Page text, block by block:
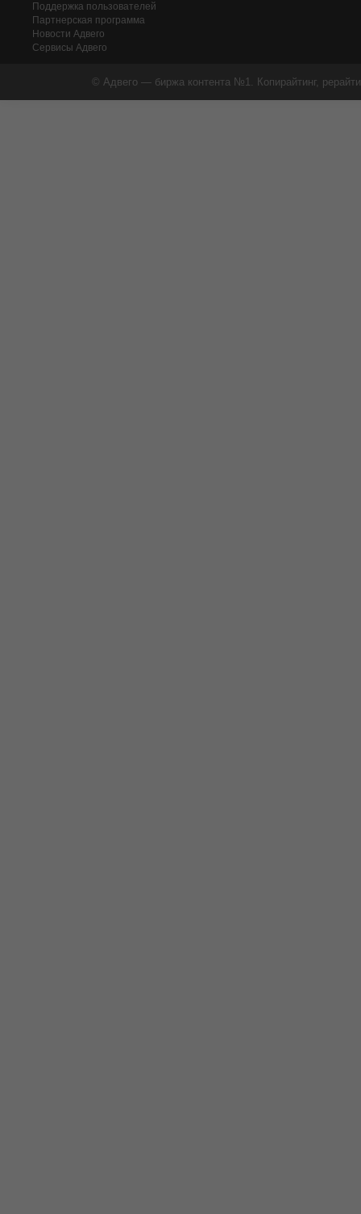
Поддержка пользователей
Партнерская программа
Новости Адвего
Сервисы Адвего
© Адвего — биржа контента №1. Копирайтинг,